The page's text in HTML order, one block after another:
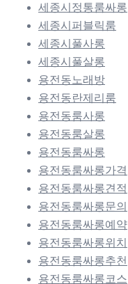
세종시정통룸싸롱
세종시퍼블릭룸
세종시풀사롱
세종시풀살롱
용전동노래방
용전동란제리룸
용전동룸사롱
용전동룸살롱
용전동룸싸롱
용전동룸싸롱가격
용전동룸싸롱견적
용전동룸싸롱문의
용전동룸싸롱예약
용전동룸싸롱위치
용전동룸싸롱추천
용전동룸싸롱코스